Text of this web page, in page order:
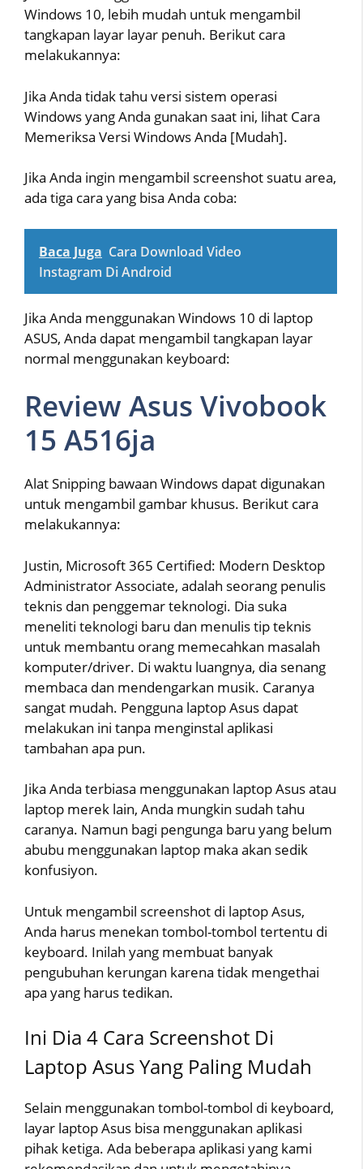
Windows 10, lebih mudah untuk mengambil
tangkapan layar layar penuh. Berikut cara
melakukannya:
Jika Anda tidak tahu versi sistem operasi
Windows yang Anda gunakan saat ini, lihat Cara
Memeriksa Versi Windows Anda [Mudah].
Jika Anda ingin mengambil screenshot suatu area,
ada tiga cara yang bisa Anda coba:
Baca Juga Cara Download Video
Instagram Di Android
Jika Anda menggunakan Windows 10 di laptop
ASUS, Anda dapat mengambil tangkapan layar
normal menggunakan keyboard:
Review Asus Vivobook
15 A516ja
Alat Snipping bawaan Windows dapat digunakan
untuk mengambil gambar khusus. Berikut cara
melakukannya:
Justin, Microsoft 365 Certified: Modern Desktop
Administrator Associate, adalah seorang penulis
teknis dan penggemar teknologi. Dia suka
meneliti teknologi baru dan menulis tip teknis
untuk membantu orang memecahkan masalah
komputer/driver. Di waktu luangnya, dia senang
membaca dan mendengarkan musik. Caranya
sangat mudah. Pengguna laptop Asus dapat
melakukan ini tanpa menginstal aplikasi
tambahan apa pun.
Jika Anda terbiasa menggunakan laptop Asus atau
laptop merek lain, Anda mungkin sudah tahu
caranya. Namun bagi pengunga baru yang belum
abubu menggunakan laptop maka akan sedik
konfusiyon.
Untuk mengambil screenshot di laptop Asus,
Anda harus menekan tombol-tombol tertentu di
keyboard. Inilah yang membuat banyak
pengubuhan kerungan karena tidak mengethai
apa yang harus tedikan.
Ini Dia 4 Cara Screenshot Di
Laptop Asus Yang Paling Mudah
Selain menggunakan tombol-tombol di keyboard,
layar laptop Asus bisa menggunakan aplikasi
pihak ketiga. Ada beberapa aplikasi yang kami